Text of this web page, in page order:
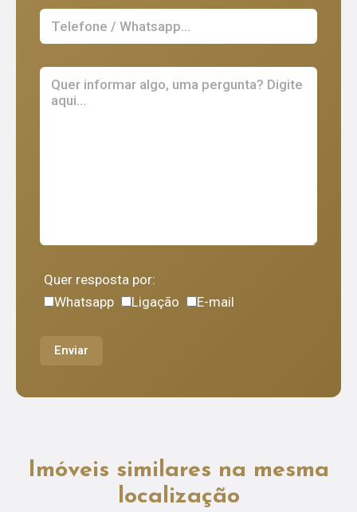
Quer resposta por:
Whatsapp
Ligação E-mail
Enviar
Imóveis similares na mesma
localização